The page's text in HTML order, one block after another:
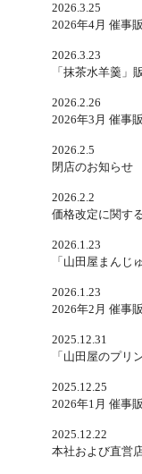
2026.3.25
2026年4月 催事
2026.3.23
「抹茶水羊羹」
2026.2.26
2026年3月 催事
2026.2.5
閉店のお知らせ
2026.2.2
価格改定に関す
2026.1.23
「山田屋まんじ
2026.1.23
2026年2月 催事
2025.12.31
「山田屋のプリ
2025.12.25
2026年1月 催事
2025.12.22
本社および直営